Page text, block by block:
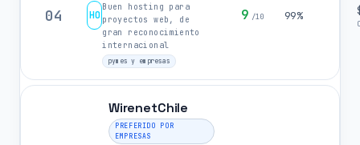
04 HO
Buen hosting para
proyectos web, de
gran reconocimiento
internacional
pymes y empresas
9 /10 99%
WirenetChile
PREFERIDO POR
EMPRESAS